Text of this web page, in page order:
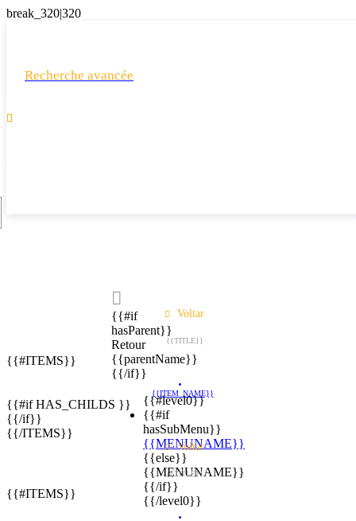
Recherche avancée

{{#if
hasParent}}
Retour
{{parentName}}
{{/if}}
{{#level0}}
{{#if
hasSubMenu}}
{{MENUNAME}}
{{else}}
{{MENUNAME}}
{{/if}}
{{/level0}}
Voltar
{{TITLE}}
{{#ITEMS}}
{{ITEM_NAME}}
{{#if HAS_CHILDS }}
{{/if}}
{{/ITEMS}}
Voltar
{{TITLE}}
{{#ITEMS}}